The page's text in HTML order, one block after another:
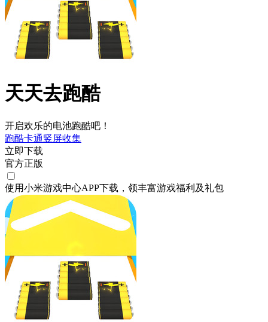
天天去跑酷
开启欢乐的电池跑酷吧！
跑酷卡通竖屏收集
立即下载
官方正版
使用小米游戏中心APP下载 ，领丰富游戏福利 及礼包